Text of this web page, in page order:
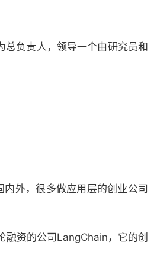
负责人，领导一个由研究员和
外，很多做应用层的创业公司
融资的公司LangChain，它的创